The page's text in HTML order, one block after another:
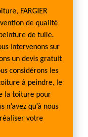
FARGIER
de qualité
de tuile.
intervenons sur
un devis gratuit
considérons les
à peindre, le
la toiture pour
qu’à nous
votre